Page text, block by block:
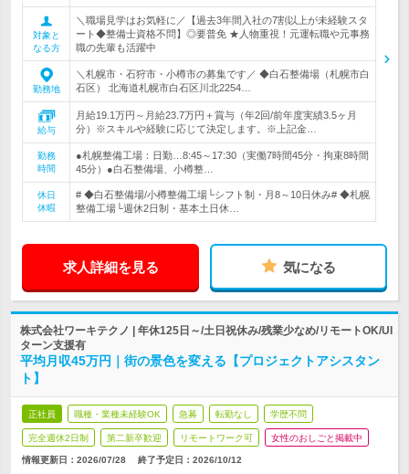
対象と
なる方
＼職場見学はお気軽に／【過去3年間入社の7割以上が未経験スタ
ート◆整備士資格不問】◎要普免 ★人物重視！元運転職や元事務
職の先輩も活躍中
勤務地
＼札幌市・石狩市・小樽市の募集です／ ◆白石整備場（札幌市白
石区） 北海道札幌市白石区川北2254…
給与
月給19.1万円～月給23.7万円＋賞与（年2回/前年度実績3.5ヶ月
分）※スキルや経験に応じて決定します。※上記金…
勤務
時間
●札幌整備工場：日勤…8:45～17:30（実働7時間45分・拘束8時間
45分）●白石整備場、小樽整…
休日
休暇
# ◆白石整備場/小樽整備工場└シフト制・月8～10日休み# ◆札幌
整備工場└週休2日制・基本土日休…
求人詳細を見る 気になる
株式会社ワーキテクノ | 年休125日～/土日祝休み/残業少なめ/リモートOK/UI
ターン支援有
平均月収45万円｜街の景色を変える【プロジェクトアシスタン
ト】
正社員 職種・業種未経験OK 急募 転勤なし 学歴不問
完全週休2日制 第二新卒歓迎 リモートワーク可 女性のおしごと掲載中
情報更新日：2026/07/28 終了予定日： 2026/10/12